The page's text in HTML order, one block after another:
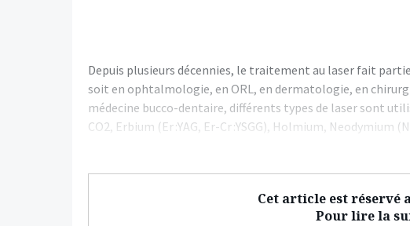
Depuis plusieurs décennies, le traitement au laser fait
soit en ophtalmologie, en ORL, en dermatologie, en
médecine bucco-dentaire, différents types de laser sont
CO2, Erbium (Er :YAG, Er-Cr :YSGG), Holmium, Neodymium
Cet article est réservé
Pour lire la